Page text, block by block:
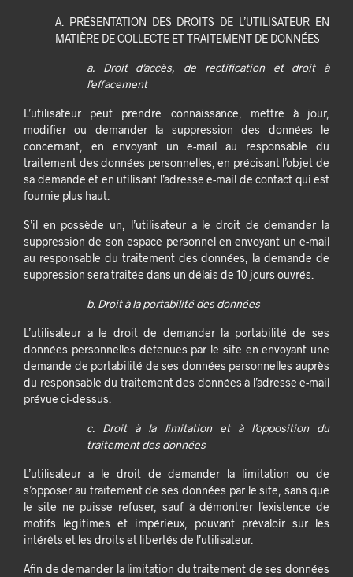
A. PRÉSENTATION DES DROITS DE L’UTILISATEUR EN
MATIÈRE DE COLLECTE ET TRAITEMENT DE DONNÉES
a. Droit d’accès, de rectification et droit à
l’effacement
L’utilisateur peut prendre connaissance, mettre à jour,
modifier ou demander la suppression des données le
concernant, en envoyant un e-mail au responsable du
traitement des données personnelles, en précisant l’objet de
sa demande et en utilisant l’adresse e-mail de contact qui est
fournie plus haut.
S’il en possède un, l’utilisateur a le droit de demander la
suppression de son espace personnel en envoyant un e-mail
au responsable du traitement des données, la demande de
suppression sera traitée dans un délais de 10 jours ouvrés.
b. Droit à la portabilité des données
L’utilisateur a le droit de demander la portabilité de ses
données personnelles détenues par le site en envoyant une
demande de portabilité de ses données personnelles auprès
du responsable du traitement des données à l’adresse e-mail
prévue ci-dessus.
c. Droit à la limitation et à l’opposition du
traitement des données
L’utilisateur a le droit de demander la limitation ou de
s’opposer au traitement de ses données par le site, sans que
le site ne puisse refuser, sauf à démontrer l’existence de
motifs légitimes et impérieux, pouvant prévaloir sur les
intérêts et les droits et libertés de l’utilisateur.
Afin de demander la limitation du traitement de ses données